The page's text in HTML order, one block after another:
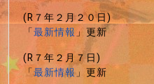
(R７年２月２０日)
「最新情報」更新
(R７年２月７日)
「最新情報」更新